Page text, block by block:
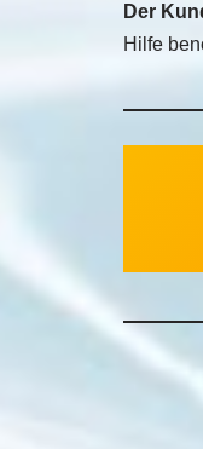
Der
Hilfe